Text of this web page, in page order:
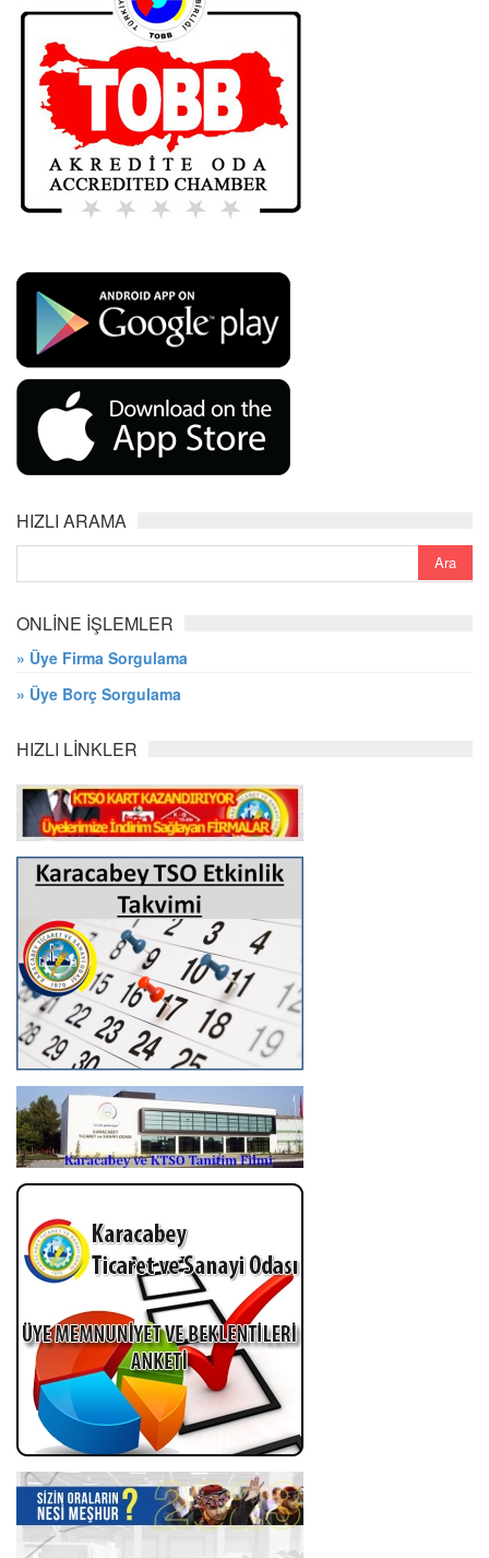
HIZLI ARAMA
ONLİNE İŞLEMLER
» Üye Firma Sorgulama
» Üye Borç Sorgulama
HIZLI LİNKLER